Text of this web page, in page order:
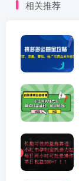
相关推荐